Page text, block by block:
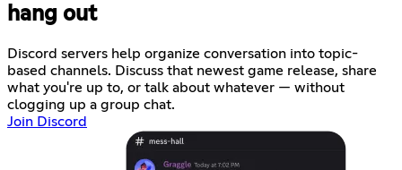
hang out
Discord servers help organize conversation into topic-
based channels. Discuss that newest game release, share
what you're up to, or talk about whatever — without
clogging up a group chat.
Join Discord